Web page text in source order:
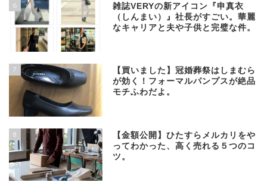
6
雑誌VERYの新アイコン『申真衣
（しんまい）』社長がすごい。華麗
なキャリアと夫や子供と完璧な件。
7
【買いました】冠婚葬祭はしまむら
が効く！フォーマルパンプスが絶品
モチふわだよ。
8
【金額公開】ひたすらメルカリをや
ってわかった、高く売れる５つのコ
ツ。